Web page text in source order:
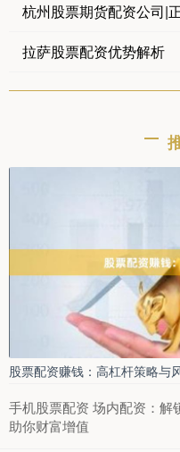
杭州股票期货配资公司|
拉萨股票配资优势解析
股票配资赚钱：高杠杆策略与
手机股票配资 场内配资：解
助你财富增值